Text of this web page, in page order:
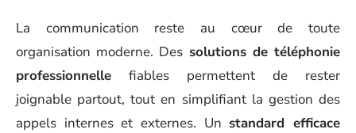
La communication reste au cœur de toute
organisation moderne. Des solutions de téléphonie
professionnelle fiables permettent de rester
joignable partout, tout en simplifiant la gestion des
appels internes et externes. Un standard efficace